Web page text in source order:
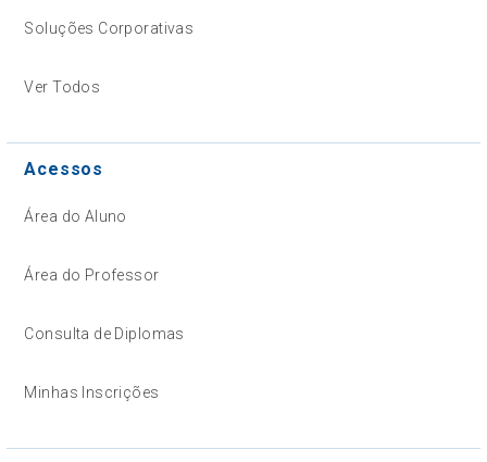
Soluções Corporativas
Ver Todos
Acessos
Área do Aluno
Área do Professor
Consulta de Diplomas
Minhas Inscrições